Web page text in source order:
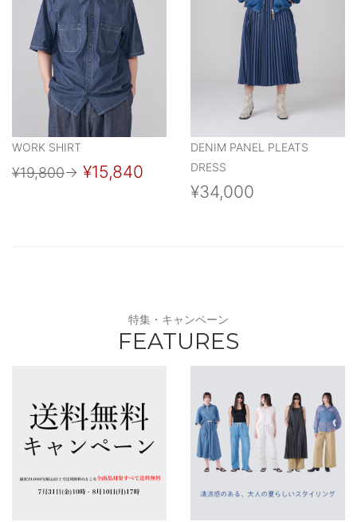
WORK SHIRT
¥19,800→ ¥15,840
DENIM PANEL PLEATS
DRESS
¥34,000
特集・キャンペーン
FEATURES